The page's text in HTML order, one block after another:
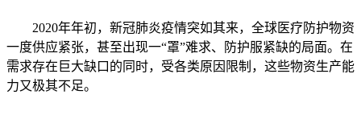
2020年年初，新冠肺炎疫情突如其来，全球医疗防护物资
一度供应紧张，甚至出现一“罩”难求、防护服紧缺的局面。在
需求存在巨大缺口的同时，受各类原因限制，这些物资生产能
力又极其不足。